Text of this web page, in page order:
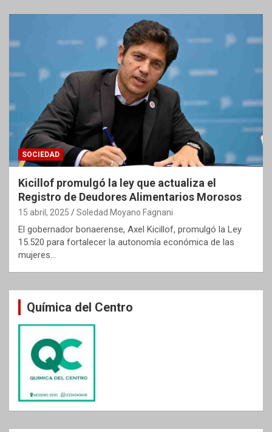
SOCIEDAD
Kicillof promulgó la ley que actualiza el
Registro de Deudores Alimentarios Morosos
15 abril, 2025 Soledad Moyano Fagnani
El gobernador bonaerense, Axel Kicillof, promulgó la Ley
15.520 para fortalecer la autonomía económica de las
mujeres…
Química del Centro